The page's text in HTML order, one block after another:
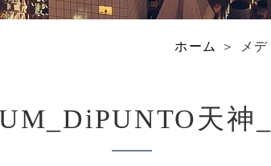
ホーム ＞ メ
天神